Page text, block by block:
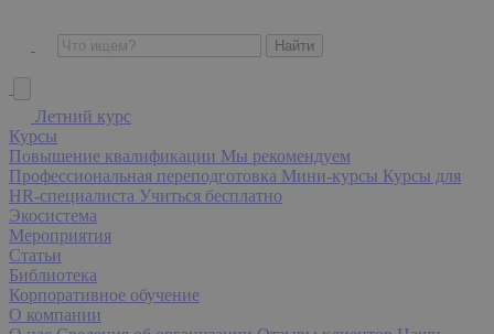
Летний курс
Курсы
Повышение квалификации Мы рекомендуем
Профессиональная переподготовка Мини-курсы Курсы для
HR-специалиста Учиться бесплатно
Экосистема
Мероприятия
Статьи
Библиотека
Корпоративное обучение
О компании